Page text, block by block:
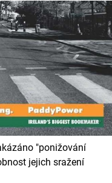
"ponižování
jejich sražení